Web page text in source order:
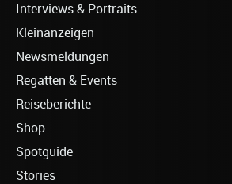
Interviews & Portraits
Kleinanzeigen
Newsmeldungen
Regatten & Events
Reiseberichte
Shop
Spotguide
Stories